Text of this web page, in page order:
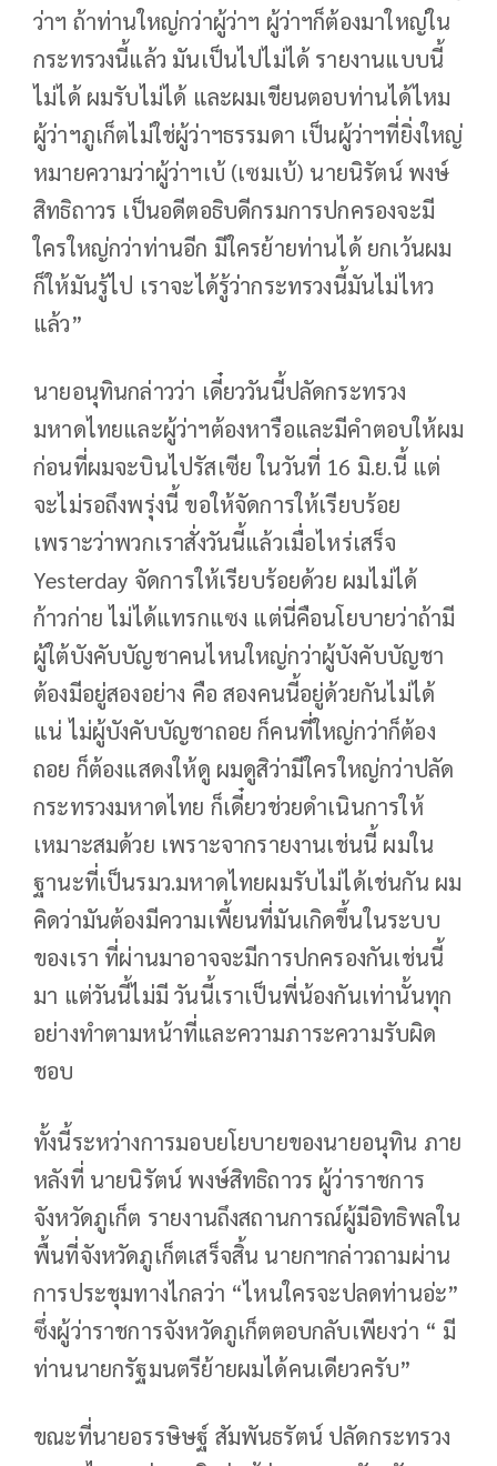
ว่าฯ ถ้าท่านใหญ่กว่าผู้ว่าฯ ผู้ว่าฯก็ต้องมาใหญ่ใน
กระทรวงนี้แล้ว มันเป็นไปไม่ได้ รายงานแบบนี้
ไม่ได้ ผมรับไม่ได้ และผมเขียนตอบท่านได้ไหม
ผู้ว่าฯภูเก็ตไม่ใช่ผู้ว่าฯธรรมดา เป็นผู้ว่าฯที่ยิ่งใหญ่
หมายความว่าผู้ว่าฯเบ้ (เซมเบ้) นายนิรัตน์ พงษ์
สิทธิถาวร เป็นอดีตอธิบดีกรมการปกครองจะมี
ใครใหญ่กว่าท่านอีก มีใครย้ายท่านได้ ยกเว้นผม
ก็ให้มันรู้ไป เราจะได้รู้ว่ากระทรวงนี้มันไม่ไหว
แล้ว”
นายอนุทินกล่าวว่า เดี๋ยววันนี้ปลัดกระทรวง
มหาดไทยและผู้ว่าฯต้องหารือและมีคำตอบให้ผม
ก่อนที่ผมจะบินไปรัสเซีย ในวันที่ 16 มิ.ย.นี้ แต่
จะไม่รอถึงพรุ่งนี้ ขอให้จัดการให้เรียบร้อย
เพราะว่าพวกเราสั่งวันนี้แล้วเมื่อไหร่เสร็จ
Yesterday จัดการให้เรียบร้อยด้วย ผมไม่ได้
ก้าวก่าย ไม่ได้แทรกแซง แต่นี่คือนโยบายว่าถ้ามี
ผู้ใต้บังคับบัญชาคนไหนใหญ่กว่าผู้บังคับบัญชา
ต้องมีอยู่สองอย่าง คือ สองคนนี้อยู่ด้วยกันไม่ได้
แน่ ไม่ผู้บังคับบัญชาถอย ก็คนที่ใหญ่กว่าก็ต้อง
ถอย ก็ต้องแสดงให้ดู ผมดูสิว่ามีใครใหญ่กว่าปลัด
กระทรวงมหาดไทย ก็เดี๋ยวช่วยดำเนินการให้
เหมาะสมด้วย เพราะจากรายงานเช่นนี้ ผมใน
ฐานะที่เป็นรมว.มหาดไทยผมรับไม่ได้เช่นกัน ผม
คิดว่ามันต้องมีความเพี้ยนที่มันเกิดขึ้นในระบบ
ของเรา ที่ผ่านมาอาจจะมีการปกครองกันเช่นนี้
มา แต่วันนี้ไม่มี วันนี้เราเป็นพี่น้องกันเท่านั้นทุก
อย่างทำตามหน้าที่และความภาระความรับผิด
ชอบ
ทั้งนี้ระหว่างการมอบยโยบายของนายอนุทิน ภาย
หลังที่ นายนิรัตน์ พงษ์สิทธิถาวร ผู้ว่าราชการ
จังหวัดภูเก็ต รายงานถึงสถานการณ์ผู้มีอิทธิพลใน
พื้นที่จังหวัดภูเก็ตเสร็จสิ้น นายกฯกล่าวถามผ่าน
การประชุมทางไกลว่า “ไหนใครจะปลดท่านอ่ะ”
ซึ่งผู้ว่าราชการจังหวัดภูเก็ตตอบกลับเพียงว่า “ มี
ท่านนายกรัฐมนตรีย้ายผมได้คนเดียวครับ”
ขณะที่นายอรรษิษฐ์ สัมพันธรัตน์ ปลัดกระทรวง